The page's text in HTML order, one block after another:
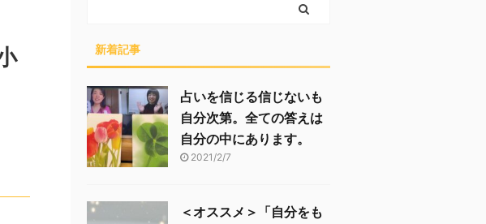
新着記事
占いを信じる信じないも
自分次第。全ての答えは
自分の中にあります。
2021/2/7
＜オススメ＞「自分をも